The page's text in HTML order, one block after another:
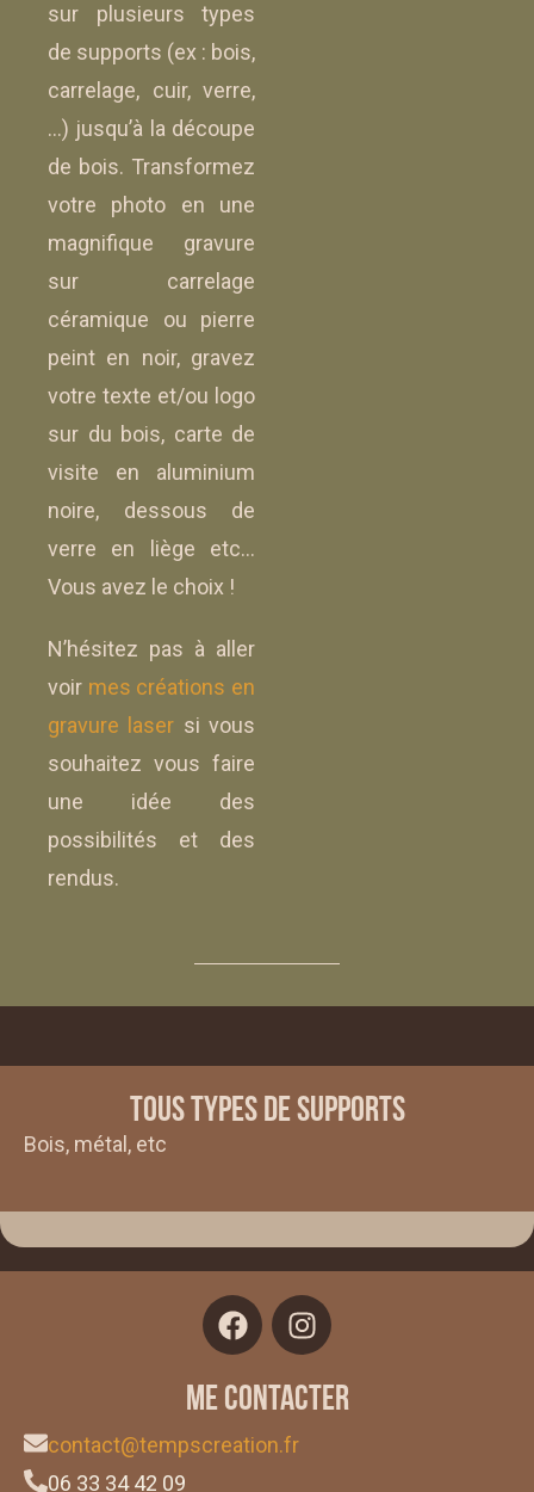
sur plusieurs types
de supports (ex : bois,
carrelage, cuir, verre,
…) jusqu’à la découpe
de bois. Transformez
votre photo en une
magnifique gravure
sur carrelage
céramique ou pierre
peint en noir, gravez
votre texte et/ou logo
sur du bois, carte de
visite en aluminium
noire, dessous de
verre en liège etc…
Vous avez le choix !
N’hésitez pas à aller
voir mes créations en
gravure laser si vous
souhaitez vous faire
une idée des
possibilités et des
rendus.
Tous types de supports
Bois, métal, etc
Me contacter
contact@tempscreation.fr
06 33 34 42 09